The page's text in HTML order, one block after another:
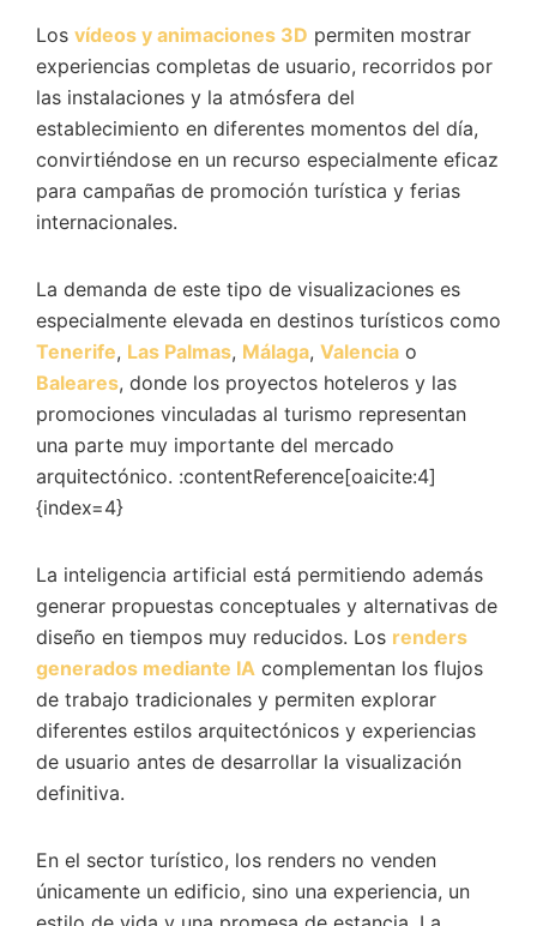
Los vídeos y animaciones 3D permiten mostrar
experiencias completas de usuario, recorridos por
las instalaciones y la atmósfera del
establecimiento en diferentes momentos del día,
convirtiéndose en un recurso especialmente eficaz
para campañas de promoción turística y ferias
internacionales.
La demanda de este tipo de visualizaciones es
especialmente elevada en destinos turísticos como
Tenerife, Las Palmas, Málaga, Valencia o
Baleares, donde los proyectos hoteleros y las
promociones vinculadas al turismo representan
una parte muy importante del mercado
arquitectónico. :contentReference[oaicite:4]
{index=4}
La inteligencia artificial está permitiendo además
generar propuestas conceptuales y alternativas de
diseño en tiempos muy reducidos. Los renders
generados mediante IA complementan los flujos
de trabajo tradicionales y permiten explorar
diferentes estilos arquitectónicos y experiencias
de usuario antes de desarrollar la visualización
definitiva.
En el sector turístico, los renders no venden
únicamente un edificio, sino una experiencia, un